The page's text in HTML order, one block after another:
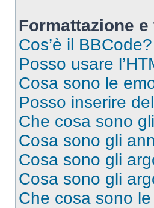
Formattazione
Cos’è il BBCode?
Posso usare
Cosa sono le
Posso inserire
Che cosa sono
Cosa sono gli
Cosa sono gli
Cosa sono gli
Che cosa sono